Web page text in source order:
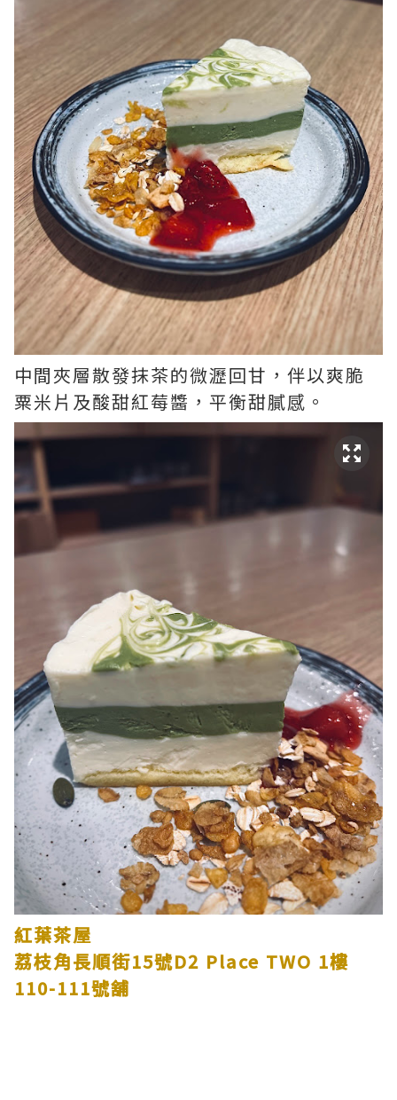
中間夾層散發抹茶的微瀝回甘，伴以爽脆
粟米片及酸甜紅莓醬，平衡甜膩感。
紅葉茶屋
荔枝角長順街15號D2 Place TWO 1樓
110-111號舖